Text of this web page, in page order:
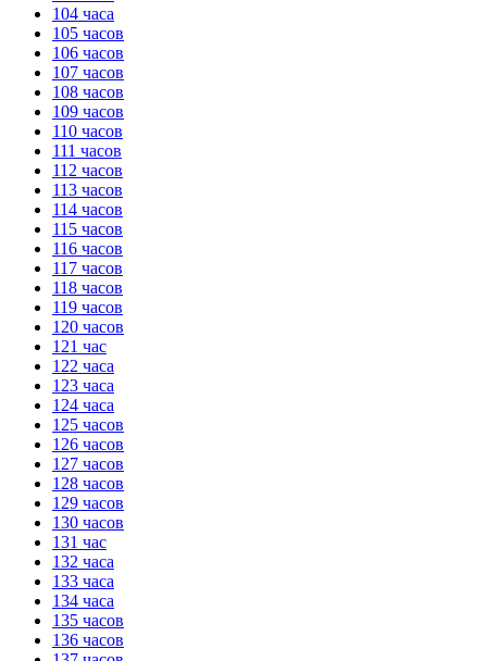
104 часа
105 часов
106 часов
107 часов
108 часов
109 часов
110 часов
111 часов
112 часов
113 часов
114 часов
115 часов
116 часов
117 часов
118 часов
119 часов
120 часов
121 час
122 часа
123 часа
124 часа
125 часов
126 часов
127 часов
128 часов
129 часов
130 часов
131 час
132 часа
133 часа
134 часа
135 часов
136 часов